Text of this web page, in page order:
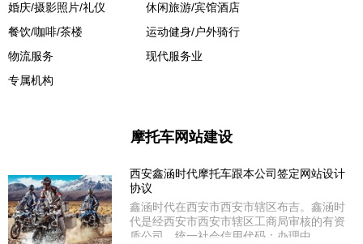
婚庆/摄影照片/礼仪
休闲旅游/宾馆酒店
餐饮/咖啡/茶楼
运动健身/户外骑行
物流服务
现代服务业
专属机构
摩托车网站建设
西安鑫涵时代摩托车跟本公司签定网站设计
协议
鑫涵时代在西安市西安市辖区布吉。鑫涵时
代是经西安市西安市辖区工商局审核的有资
质公司，统一社会信用代码：办理中……。